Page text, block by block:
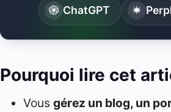
ChatGPT
Pourquoi lire cet
Vousgérez un blog, un